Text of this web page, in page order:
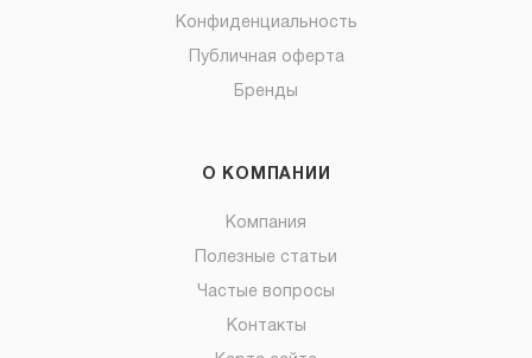
Конфиденциальность
Публичная оферта
Бренды
О КОМПАНИИ
Компания
Полезные статьи
Частые вопросы
Контакты